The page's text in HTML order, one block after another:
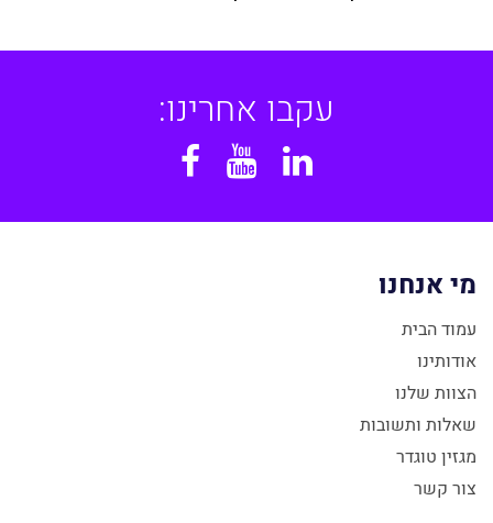
עקבו אחרינו:
Linkedin
YouTube
מי אנחנו
עמוד הבית
אודותינו
הצוות שלנו
שאלות ותשובות
מגזין טוגדר
צור קשר